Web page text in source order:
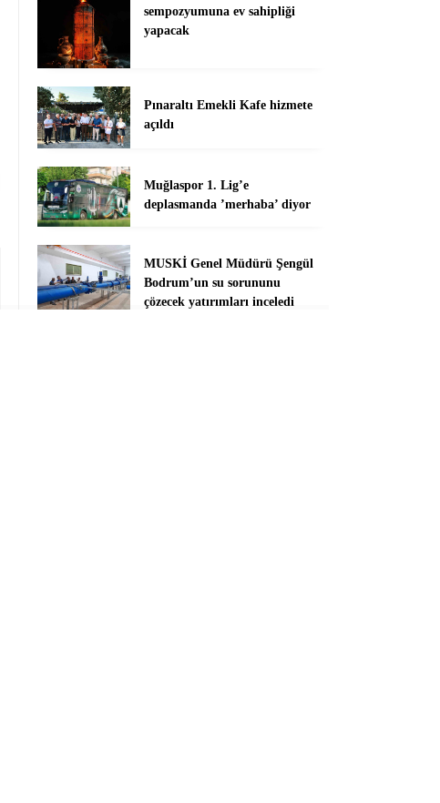
sempozyumuna ev sahipliği
yapacak
Pınaraltı Emekli Kafe hizmete
açıldı
Muğlaspor 1. Lig’e
deplasmanda ’merhaba’ diyor
MUSKİ Genel Müdürü Şengül
Bodrum’un su sorununu
çözecek yatırımları inceledi